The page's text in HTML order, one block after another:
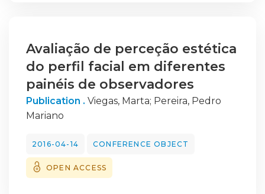
Avaliação de perceção estética
do perfil facial em diferentes
painéis de observadores
Publication . Viegas, Marta; Pereira, Pedro
Mariano
2016-04-14 CONFERENCE OBJECT
OPEN ACCESS